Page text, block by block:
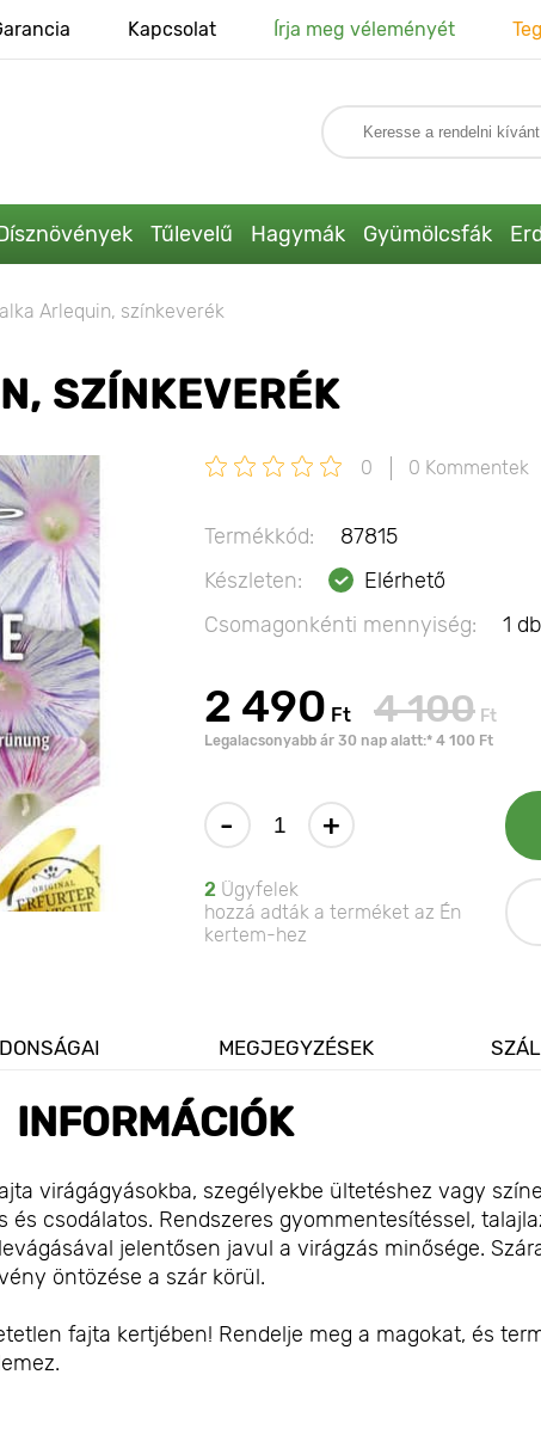
Kapcsolat Írja meg véleményét
Tűlevelű Hagymák Gyümölcsfák
Arlequin, színkeverék
SZÍNKEVERÉK
0 0 Kommentek
Termékkód:
87815
Készleten:
Elérhető
Csomagonkénti mennyiség:
1
2 490 Ft 4 100 Ft
Legalacsonyabb ár 30 nap alatt:* 4 100 Ft
- +
2 Ügyfelek
hozzá adták a terméket az Én
kertem-hez
MEGJEGYZÉSEK
INFORMÁCIÓK
virágágyásokba, szegélyekbe ültetéshez vagy
csodálatos. Rendszeres gyommentesítéssel,
jelentősen javul a virágzás minősége.
öntözése a szár körül.
fajta kertjében! Rendelje meg a magokat, és